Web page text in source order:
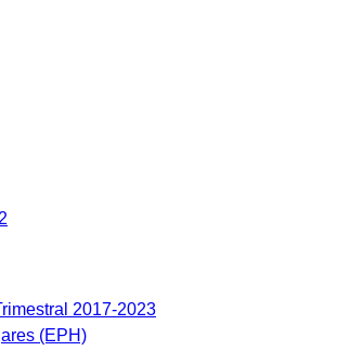
2017-2023
(EPH)